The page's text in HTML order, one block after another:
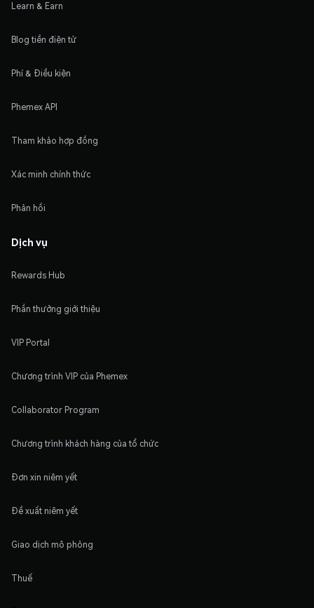
Learn & Earn
Blog tiền điện tử
Phí & Điều kiện
Phemex API
Tham khảo hợp đồng
Xác minh chính thức
Phản hồi
Dịch vụ
Rewards Hub
Phần thưởng giới thiệu
VIP Portal
Chương trình VIP của Phemex
Collaborator Program
Chương trình khách hàng của tổ chức
Đơn xin niêm yết
Đề xuất niêm yết
Giao dịch mô phỏng
Thuế